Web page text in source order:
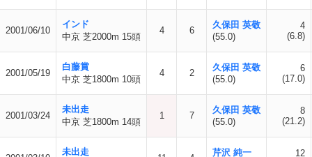
2001/06/10
インド
中京 芝2000m 15頭
4 6
久保田 英敬
(55.0)
4
(6.8)
2001/05/19
白藤賞
中京 芝1800m 10頭
4 2
久保田 英敬
(55.0)
6
(17.0)
2001/03/24
未出走
中京 芝1800m 14頭
1 7
久保田 英敬
(55.0)
8
(21.2)
未出走
芹沢 純一
12